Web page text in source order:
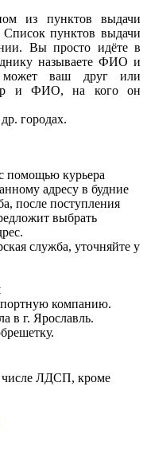
из пунктов выдачи
пунктов выдачи
Вы просто идёте в
называете ФИО и
может ваш друг или
и ФИО, на кого он
городах.
помощью курьера
адресу в будние
после поступления
выбрать
служба, уточняйте у
компанию.
в г. Ярославль.
ЛДСП, кроме